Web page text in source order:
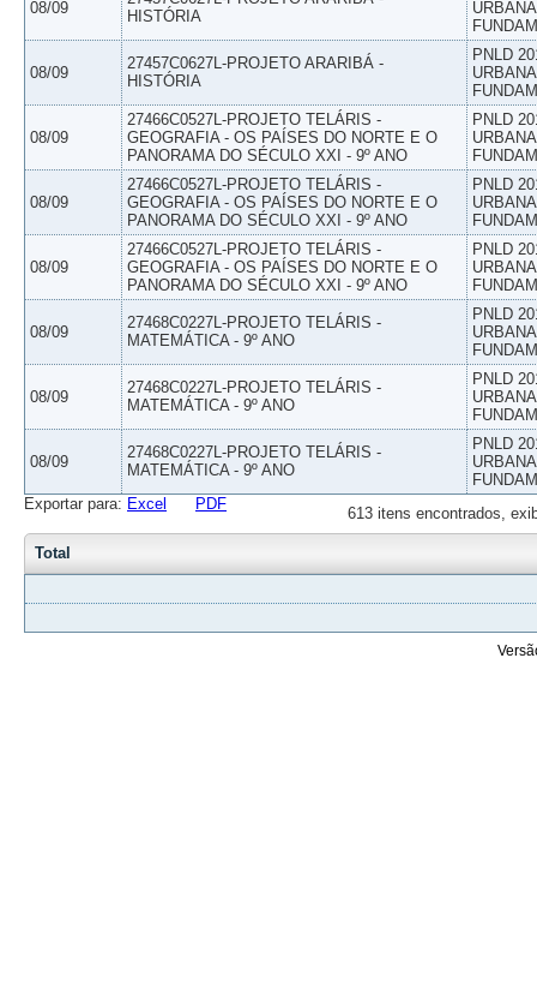
08/09
HISTÓRIA
08/09
27457C0627L-PROJETO ARARIBÁ -
HISTÓRIA
PNLD
08/09
27466C0527L-PROJETO TELÁRIS -
GEOGRAFIA - OS PAÍSES DO NORTE E O
PANORAMA DO SÉCULO XXI - 9º ANO
PNLD
08/09
27466C0527L-PROJETO TELÁRIS -
GEOGRAFIA - OS PAÍSES DO NORTE E O
PANORAMA DO SÉCULO XXI - 9º ANO
PNLD
08/09
27466C0527L-PROJETO TELÁRIS -
GEOGRAFIA - OS PAÍSES DO NORTE E O
PANORAMA DO SÉCULO XXI - 9º ANO
PNLD
08/09
27468C0227L-PROJETO TELÁRIS -
MATEMÁTICA - 9º ANO
PNLD
08/09
27468C0227L-PROJETO TELÁRIS -
MATEMÁTICA - 9º ANO
PNLD
08/09
27468C0227L-PROJETO TELÁRIS -
MATEMÁTICA - 9º ANO
PNLD
613 itens encontrados,
Exportar para: Excel PDF
Total